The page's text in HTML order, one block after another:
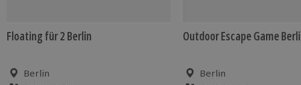
Floating für 2 Berlin
Berlin
Outdoor Escape Game
Berlin